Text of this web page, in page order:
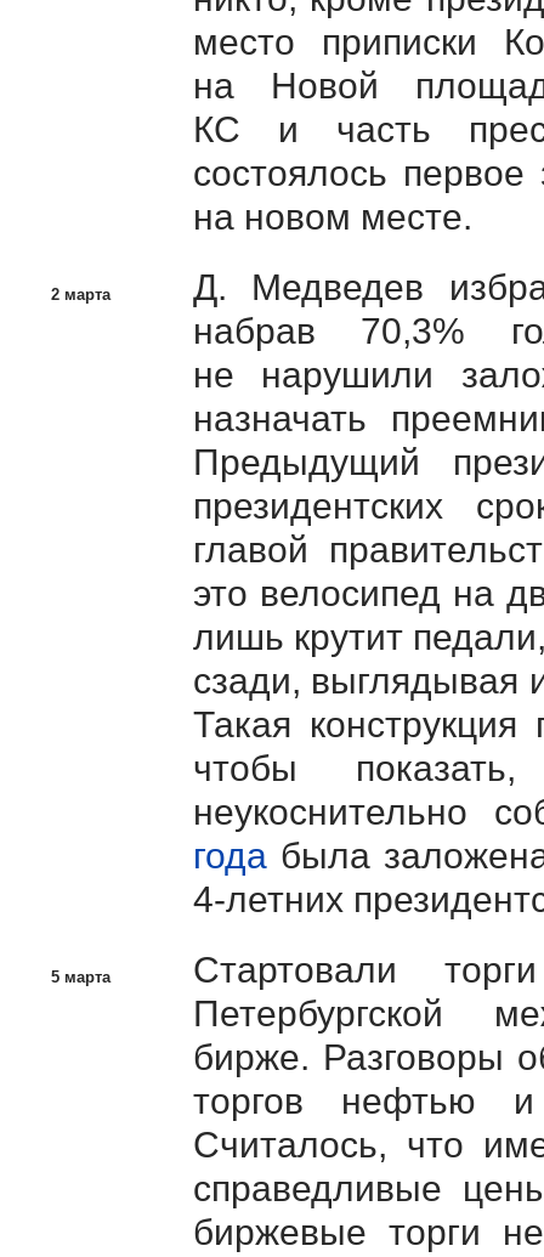
место приписки
на Новой
КС и часть
состоялось первое
на новом месте.
2 марта
Д. Медведев
набрав 70,3%
не нарушили
назначать
Предыдущий
президентских
главой
это велосипед на
лишь крутит
сзади, выглядывая
Такая
чтобы
неукоснительно
годабыла заложена
4-летних
5 марта
Стартовали
Петербургской
бирже. Разговоры
торгов нефтью
Считалось, что
справедливые
биржевые торги